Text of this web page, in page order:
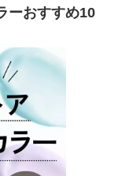
ーおすすめ10